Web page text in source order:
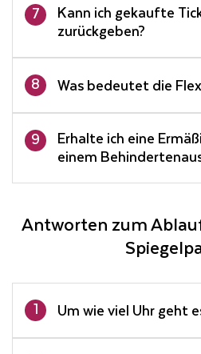
7
Kann ich gekaufte
zurückgeben?
8 Was bedeutet die
9
Erhalte ich eine
einem
Antworten zum
1 Um wie viel Uhr geht